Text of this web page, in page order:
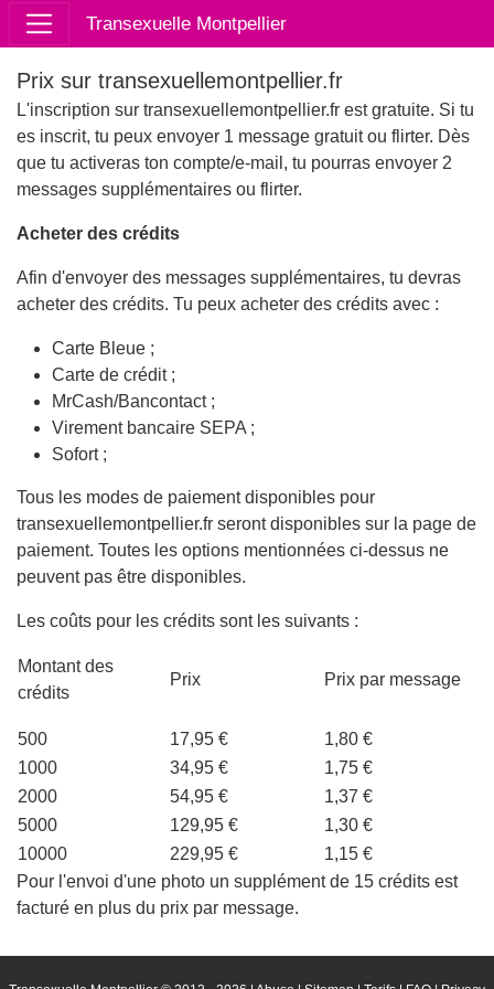
Transexuelle Montpellier
Prix sur transexuellemontpellier.fr
L'inscription sur transexuellemontpellier.fr est gratuite. Si tu
es inscrit, tu peux envoyer 1 message gratuit ou flirter. Dès
que tu activeras ton compte/e-mail, tu pourras envoyer 2
messages supplémentaires ou flirter.
Acheter des crédits
Afin d'envoyer des messages supplémentaires, tu devras
acheter des crédits. Tu peux acheter des crédits avec :
Carte Bleue ;
Carte de crédit ;
MrCash/Bancontact ;
Virement bancaire SEPA ;
Sofort ;
Tous les modes de paiement disponibles pour
transexuellemontpellier.fr seront disponibles sur la page de
paiement. Toutes les options mentionnées ci-dessus ne
peuvent pas être disponibles.
Les coûts pour les crédits sont les suivants :
Montant des
crédits
Prix Prix par message
500 17,95 €
1,80 €
1000
34,95 €
1,75 €
2000
54,95 €
1,37 €
5000
129,95 €
1,30 €
10000
229,95 €
1,15 €
Pour l'envoi d'une photo un supplément de 15 crédits est
facturé en plus du prix par message.